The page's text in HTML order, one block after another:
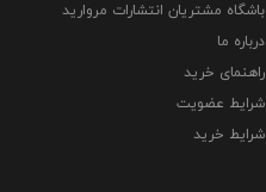
باشگاه مشتریان انتشارات مروارید
درباره ما
راهنمای خرید
شرایط عضویت
شرایط خرید